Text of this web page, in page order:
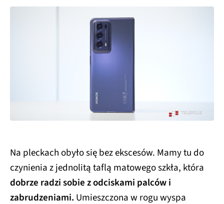
Na pleckach obyło się bez ekscesów. Mamy tu do
czynienia z jednolitą taflą matowego szkła, która
dobrze radzi sobie z odciskami palców i
zabrudzeniami. Umieszczona w rogu wyspa